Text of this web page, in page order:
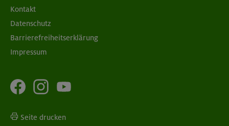
Kontakt
Datenschutz
Barrierefreiheitserklärung
Impressum
Seite drucken